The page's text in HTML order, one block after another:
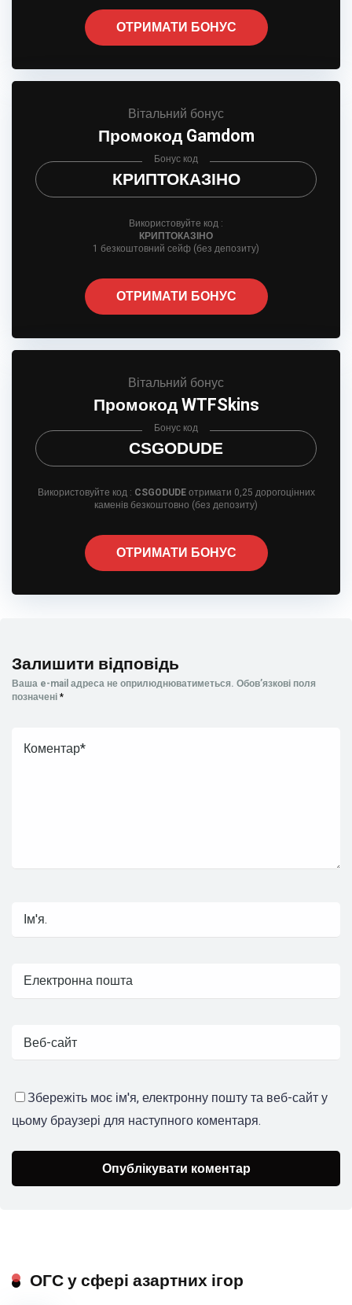
ОТРИМАТИ БОНУС
Вітальний бонус
Промокод Gamdom
КРИПТОКАЗІНО
Бонус код
Використовуйте код :
КРИПТОКАЗІНО
1 безкоштовний сейф (без депозиту)
ОТРИМАТИ БОНУС
Вітальний бонус
Промокод WTFSkins
CSGODUDE
Бонус код
Використовуйте код : CSGODUDEотримати 0,25 дорогоцінних
каменів безкоштовно (без депозиту)
ОТРИМАТИ БОНУС
Залишити відповідь
Ваша e-mail адреса не оприлюднюватиметься. Обов’язкові поля
позначені *
Збережіть моє ім'я, електронну пошту та веб-сайт у
цьому браузері для наступного коментаря.
ОГС у сфері азартних ігор